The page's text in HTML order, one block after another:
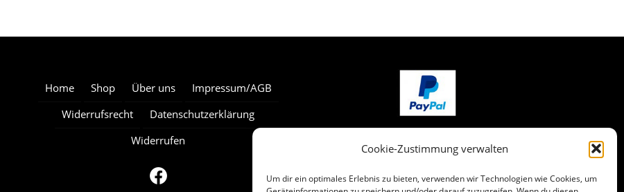
Cookie-Zustimmung verwalten
Um dir ein optimales Erlebnis zu bieten, verwenden wir Technologien wie Cookies, um
Home Shop Über uns
Impressum/AGB
Widerrufsrecht
Datenschutzerklärung
Widerrufen